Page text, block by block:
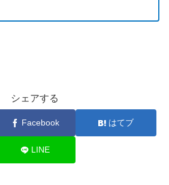
シェアする
Facebook はてブ
LINE